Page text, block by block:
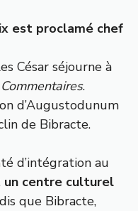
est proclamé chef
César séjourne à
Commentaires.
d’Augustodunum
de Bibracte.
d’intégration au
un centre culturel
que Bibracte,